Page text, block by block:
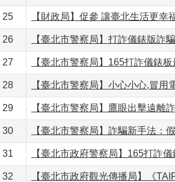
25 【財政局】促參 讓臺北生活更幸
26 【臺北市警察局】打詐儀錶版詐
27 【臺北市警察局】165打詐儀錶
28 【臺北市警察局】小心小心,冒用
29 【臺北市警察局】鷹眼出擊遠離
30 【臺北市警察局】詐騙新手法：
31 【臺北市政府警察局】165打詐
32 【臺北市政府觀光傳播局】《